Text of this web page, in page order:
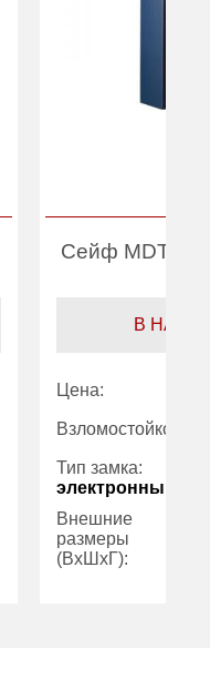
Сейф MDTB
В
Цена:
Взломостойкость:
Тип замка:
электронный
Внешние
размеры
(ВхШхГ):